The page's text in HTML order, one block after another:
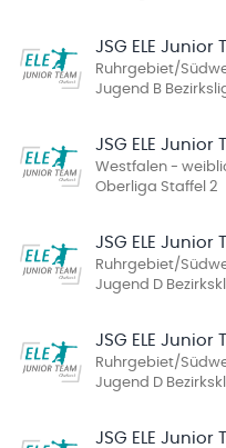
JSG ELE Junior
Ruhrgebiet/
Jugend B
JSG ELE Junior
Westfalen -
Oberliga Staffel 2
JSG ELE Junior
Ruhrgebiet/
Jugend D
JSG ELE Junior
Ruhrgebiet/
Jugend D
JSG ELE Junior